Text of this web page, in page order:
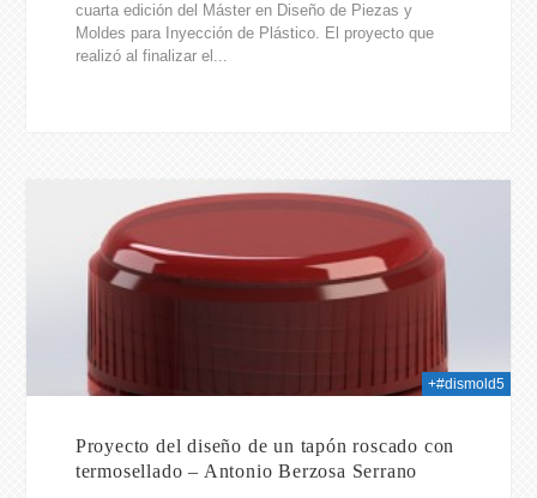
cuarta edición del Máster en Diseño de Piezas y
Moldes para Inyección de Plástico. El proyecto que
realizó al finalizar el...
+#dismold5
Proyecto del diseño de un tapón roscado con
termosellado – Antonio Berzosa Serrano